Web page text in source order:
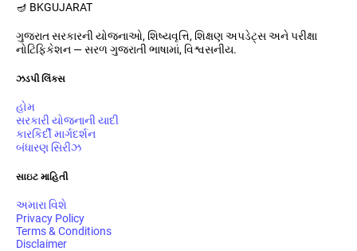
🪔 BKGUJARAT
ગુજરાત સરકારની યોજનાઓ, શિષ્યવૃત્તિ, શિક્ષણ અપડેટ્સ અને પરીક્ષા
નોટિફિકેશન — સરળ ગુજરાતી ભાષામાં, વિશ્વસનીય.
ઝડપી લિંક્સ
હોમ
સરકારી યોજનાની યાદી
કારકિર્દી માર્ગદર્શન
બંધારણ સિરીઝ
સાઇટ માહિતી
અમારા વિશે
Privacy Policy
Terms & Conditions
Disclaimer